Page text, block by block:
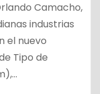
Camacho,
industrias
el nuevo
Tipo de